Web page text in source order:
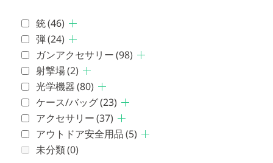
銃(46)
弾(24)
ガンアクセサリー(98)
射撃場(2)
光学機器(80)
ケース/バッグ(23)
アクセサリー(37)
アウトドア安全用品(5)
未分類(0)